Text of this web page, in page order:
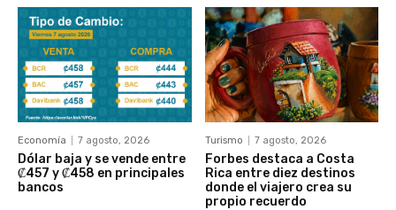
Economía 7 agosto, 2026
Dólar baja y se vende entre
₡457 y ₡458 en principales
bancos
Turismo 7 agosto, 2026
Forbes destaca a Costa
Rica entre diez destinos
donde el viajero crea su
propio recuerdo